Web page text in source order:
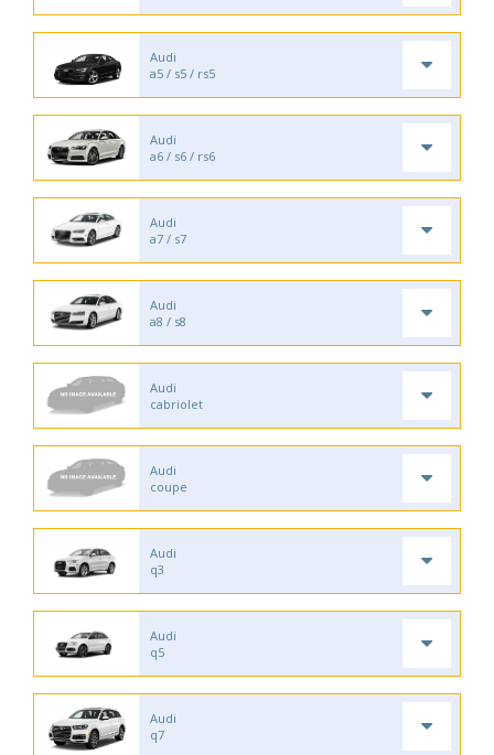
Audi
a5 / s5 / rs5
Audi
a6 / s6 / rs6
Audi
a7 / s7
Audi
a8 / s8
Audi
cabriolet
Audi
coupe
Audi
q3
Audi
q5
Audi
q7